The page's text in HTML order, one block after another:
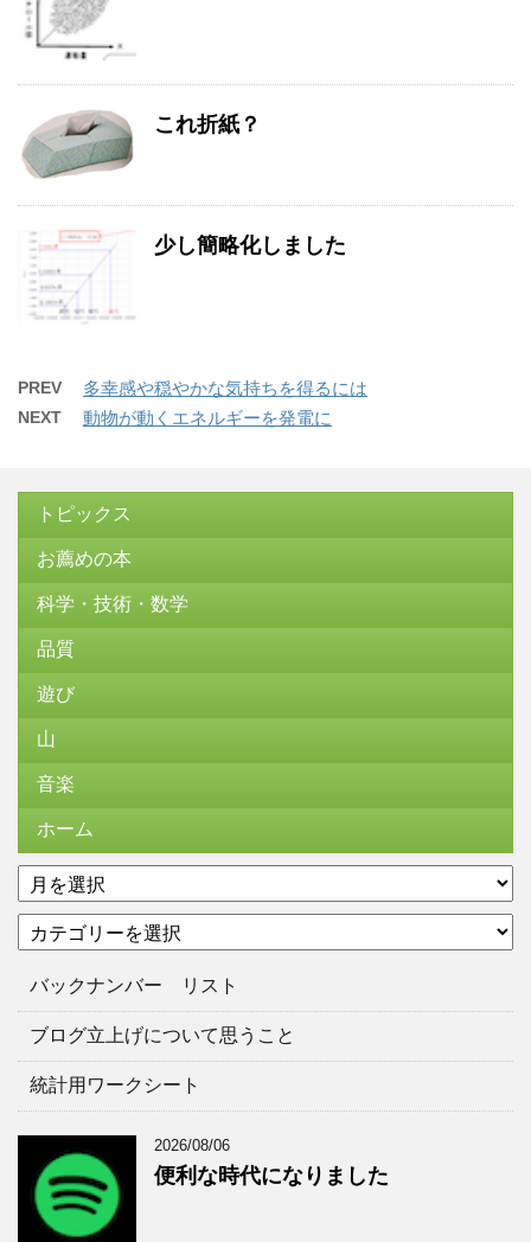
これ折紙？
少し簡略化しました
PREV 多幸感や穏やかな気持ちを得るには
NEXT 動物が動くエネルギーを発電に
トピックス
お薦めの本
科学・技術・数学
品質
遊び
山
音楽
ホーム
ア
ー
イ
テ
リ
バックナンバー リスト
ブログ立上げについて思うこと
統計用ワークシート
2026/08/06
便利な時代になりました